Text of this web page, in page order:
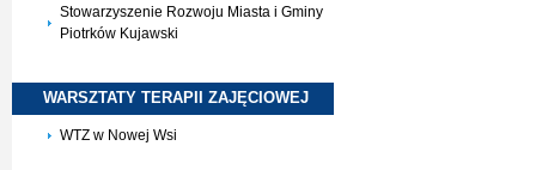
Stowarzyszenie Rozwoju Miasta i Gminy
Piotrków Kujawski
WARSZTATY TERAPII ZAJĘCIOWEJ
WTZ w Nowej Wsi